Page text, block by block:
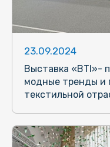
23.09.2024
Выставка «BTI»-
модные тренды и
текстильной